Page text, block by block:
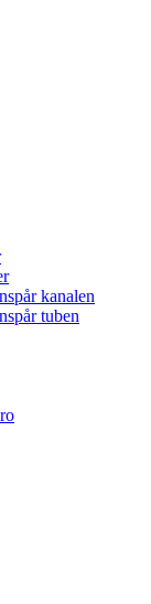
kanalen
tuben